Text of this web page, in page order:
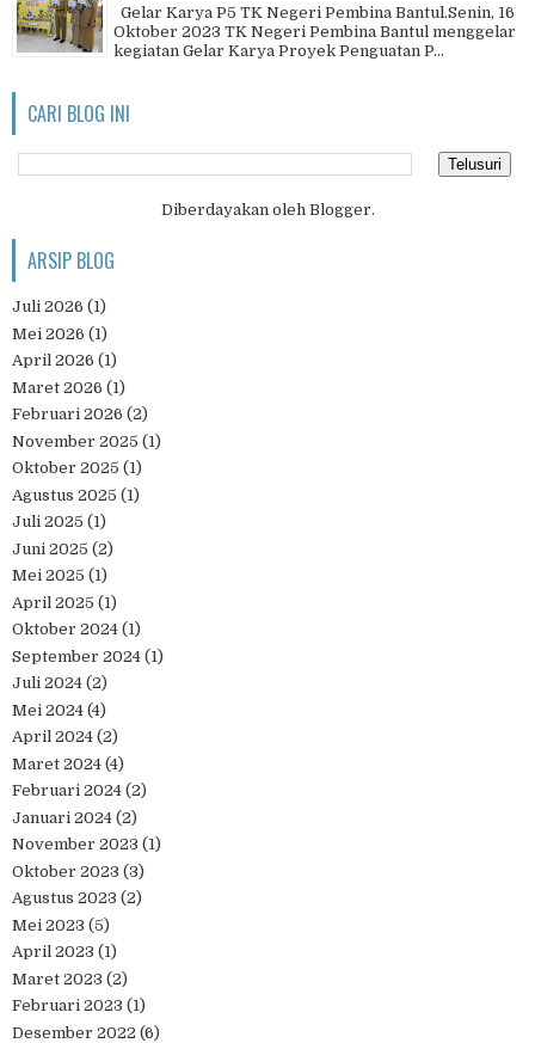
Gelar Karya P5 TK Negeri Pembina Bantul.Senin, 16
Oktober 2023 TK Negeri Pembina Bantul menggelar
kegiatan Gelar Karya Proyek Penguatan P...
CARI BLOG INI
Diberdayakan oleh Blogger.
ARSIP BLOG
Juli 2026 (1)
Mei 2026 (1)
April 2026 (1)
Maret 2026 (1)
Februari 2026 (2)
November 2025 (1)
Oktober 2025 (1)
Agustus 2025 (1)
Juli 2025 (1)
Juni 2025 (2)
Mei 2025 (1)
April 2025 (1)
Oktober 2024 (1)
September 2024 (1)
Juli 2024 (2)
Mei 2024 (4)
April 2024 (2)
Maret 2024 (4)
Februari 2024 (2)
Januari 2024 (2)
November 2023 (1)
Oktober 2023 (3)
Agustus 2023 (2)
Mei 2023 (5)
April 2023 (1)
Maret 2023 (2)
Februari 2023 (1)
Desember 2022 (6)